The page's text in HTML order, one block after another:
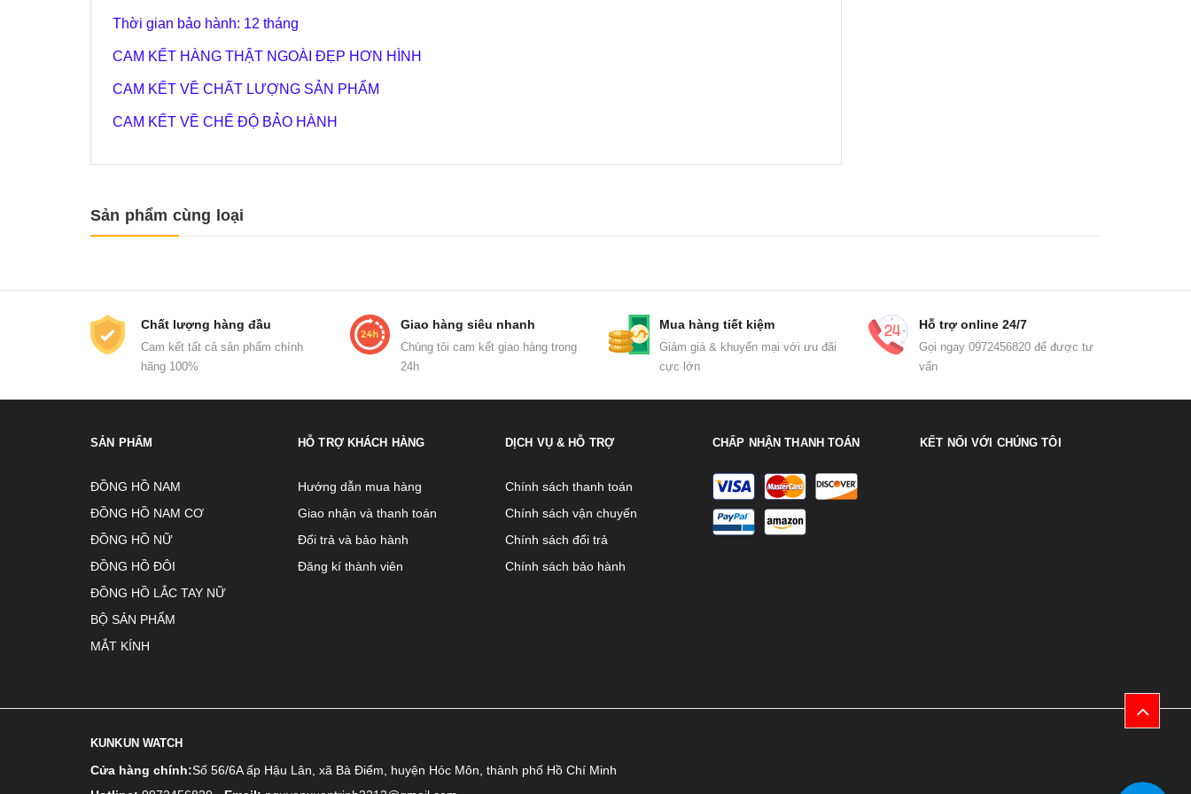
Thời gian bảo hành: 12 tháng
CAM KẾT HÀNG THẬT NGOÀI ĐẸP HƠN HÌNH
CAM KẾT VỀ CHẤT LƯỢNG SẢN PHẨM
CAM KẾT VỀ CHẾ ĐỘ BẢO HÀNH
Sản phẩm cùng loại
Chất lượng hàng đầu
Cam kết tất cả sản phẩm chính
hãng 100%
Giao hàng siêu nhanh
Chúng tôi cam kết giao hàng trong
24h
Mua hàng tiết kiệm
Giảm giá & khuyến mại với ưu đãi
cực lớn
Hỗ trợ online 24/7
Gọi ngay 0972456820 để được tư
vấn
SẢN PHẨM
ĐỒNG HỒ NAM
ĐỒNG HỒ NAM CƠ
ĐỒNG HỒ NỮ
ĐỒNG HỒ ĐÔI
ĐỒNG HỒ LẮC TAY NỮ
BỘ SẢN PHẨM
MẮT KÍNH
HỖ TRỢ KHÁCH HÀNG
Hướng dẫn mua hàng
Giao nhận và thanh toán
Đổi trả và bảo hành
Đăng kí thành viên
DỊCH VỤ & HỖ TRỢ
Chính sách thanh toán
Chính sách vận chuyển
Chính sách đổi trả
Chính sách bảo hành
CHẤP NHẬN THANH TOÁN KẾT NỐI VỚI CHÚNG TÔI
KUNKUN WATCH
Cửa hàng chính:Số 56/6A ấp Hậu Lân, xã Bà Điểm, huyện Hóc Môn, thành phố Hồ Chí Minh